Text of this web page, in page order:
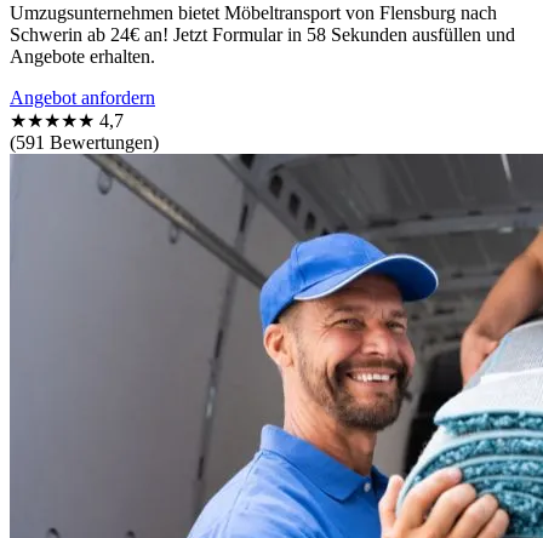
Umzugsunternehmen bietet Möbeltransport von Flensburg nach
Schwerin ab 24€ an! Jetzt Formular in 58 Sekunden ausfüllen und
Angebote erhalten.
Angebot anfordern
★★★★★ 4,7
(591 Bewertungen)